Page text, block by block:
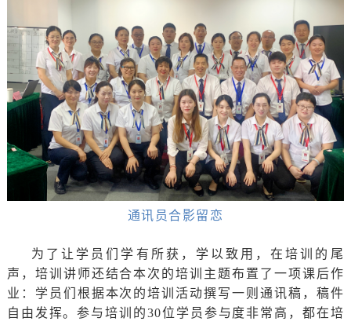
通讯员合影留恋
为了让学员们学有所获，学以致用，在培训的尾
声，培训讲师还结合本次的培训主题布置了一项课后作
业：学员们根据本次的培训活动撰写一则通讯稿，稿件
自由发挥。参与培训的30位学员 参与度非常高， 都在培